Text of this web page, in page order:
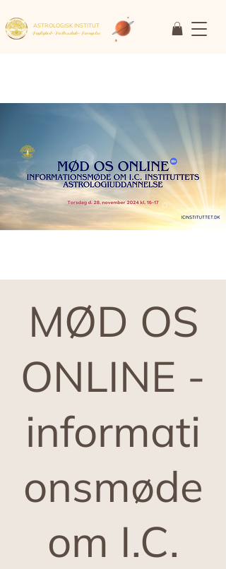
ASTROLOGISK INSTITUT
Faglighed • Fællesskab• Fornyelse
MØD OS
ONLINE -
informati
onsmøde
om I.C.